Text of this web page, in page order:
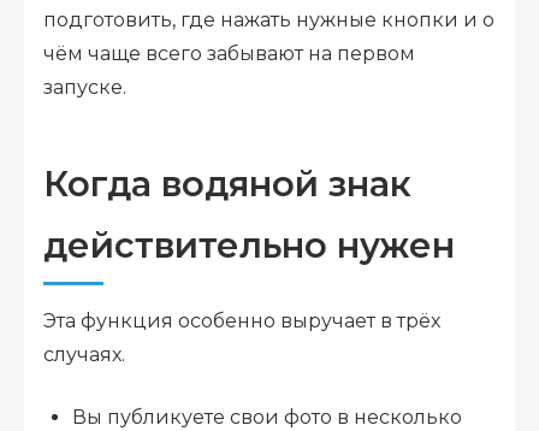
подготовить, где нажать нужные кнопки и о
чём чаще всего забывают на первом
запуске.
Когда водяной знак
действительно нужен
Эта функция особенно выручает в трёх
случаях.
Вы публикуете свои фото в несколько